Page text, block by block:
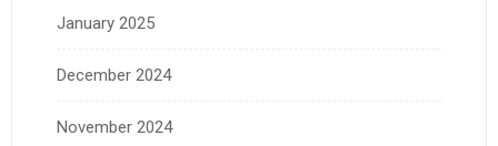
January 2025
December 2024
November 2024